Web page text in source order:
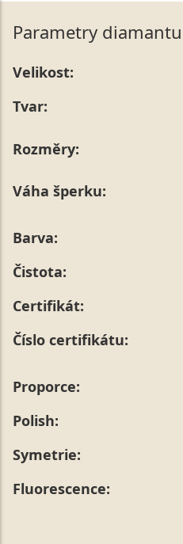
Parametry diamantu
Velikost:
Tvar:
Rozměry:
Váha šperku:
Barva:
Čistota:
Certifikát:
Číslo certifikátu:
Proporce:
Polish:
Symetrie:
Fluorescence: